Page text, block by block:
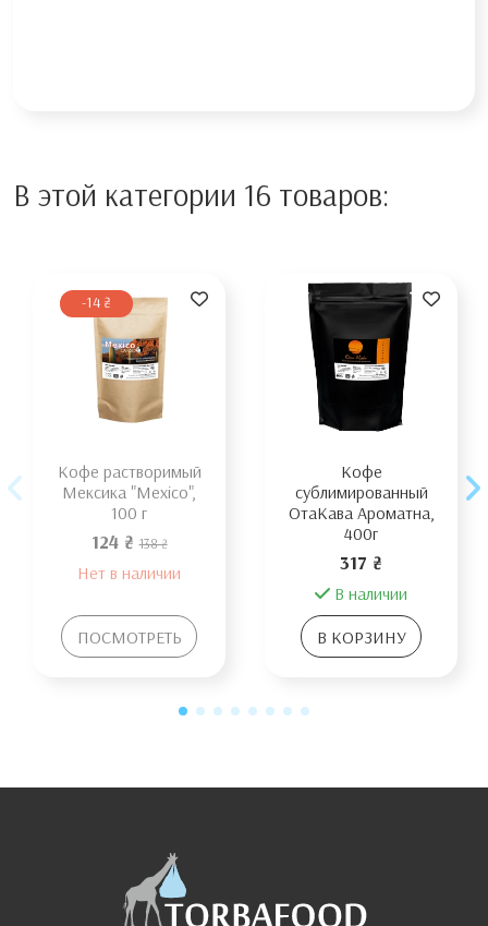
В этой категории 16 товаров:
-14 ₴
Кофе растворимый
Мексика "Mexico",
100 г
124 ₴138 ₴
Нет в наличии
ПОСМОТРЕТЬ
Кофе
сублимированный
ОтаКава Ароматна,
400г
317 ₴
В наличии
В КОРЗИНУ